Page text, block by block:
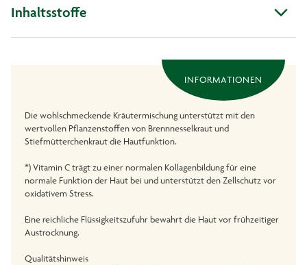
Inhaltsstoffe
INFORMATIONEN
Die wohlschmeckende Kräutermischung unterstützt mit den
wertvollen Pflanzenstoffen von Brennnesselkraut und
Stiefmütterchenkraut die Hautfunktion.
*) Vitamin C trägt zu einer normalen Kollagenbildung für eine
normale Funktion der Haut bei und unterstützt den Zellschutz vor
oxidativem Stress.
Eine reichliche Flüssigkeitszufuhr bewahrt die Haut vor frühzeitiger
Austrocknung.
Qualitätshinweis